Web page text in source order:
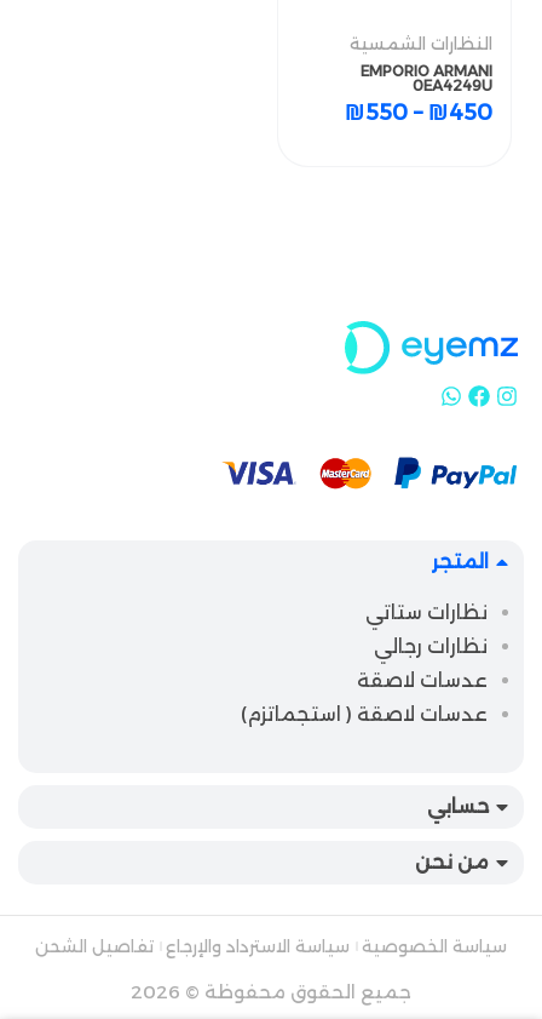
النظارات الشمسية
EMPORIO ARMANI
0EA4249U
₪450
–
₪550
النظارات الشمسية
EMPORIO ARMANI
0EA4249U
₪450
–
₪550
المتجر
نظارات ستاتي
نظارات رجالي
عدسات لاصقة
عدسات لاصقة ( استجماتزم)
حسابي
من نحن
سياسة الخصوصية سياسة الاسترداد والإرجاع تفاصيل الشحن
جميع الحقوق محفوظة © 2026